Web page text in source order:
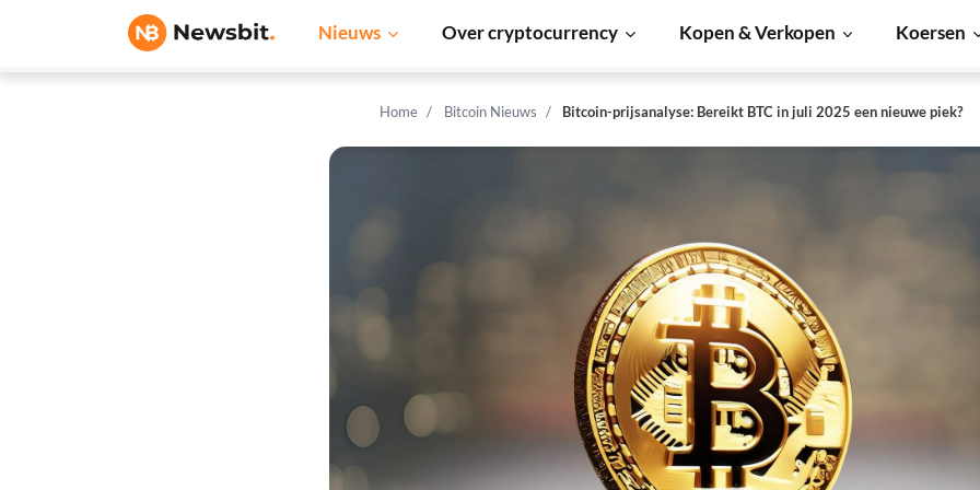
Nieuws Over cryptocurrency Kopen & Verkopen Koersen
Home Bitcoin Nieuws Bitcoin-prijsanalyse: Bereikt BTC in juli 2025 een nieuwe piek?